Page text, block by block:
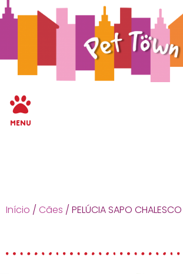
MENU
Início / Cães / PELÚCIA SAPO CHALESCO